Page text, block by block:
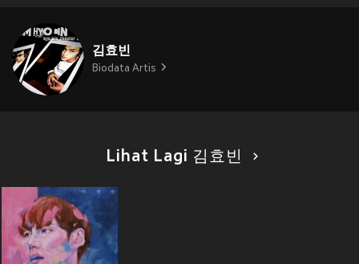
김효빈
Biodata Artis
Lihat Lagi 김효빈